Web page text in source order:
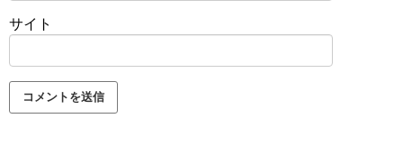
サイト